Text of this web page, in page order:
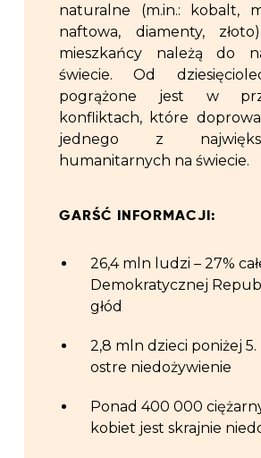
naturalne (m.in.: kobalt,
naftowa, diamenty,
mieszkańcy należą do
świecie. Od
pogrążone jest w
konfliktach, które
jednego z
humanitarnych na świecie.
GARŚĆ INFORMACJI:
26,4 mln ludzi – 27%
Demokratycznej
głód
2,8 mln dzieci poniżej
ostre niedożywienie
Ponad 400 000
kobiet jest skrajnie